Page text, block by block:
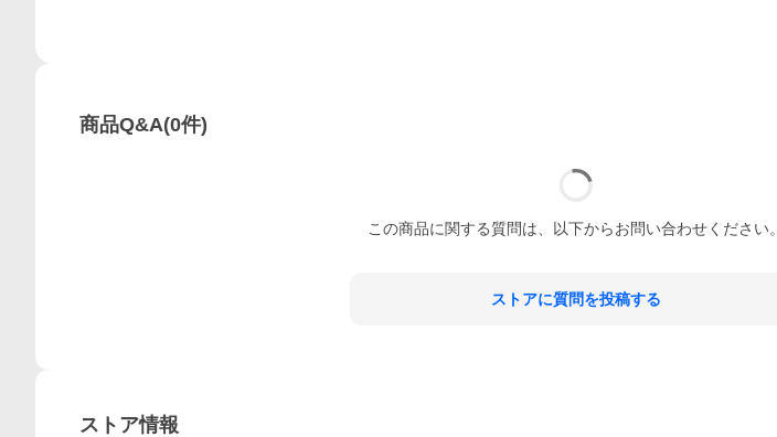
商品Q&A(0件)
この商品に関する質問は、以下からお問い合わせください。
ストアに質問を投稿する
ストア情報